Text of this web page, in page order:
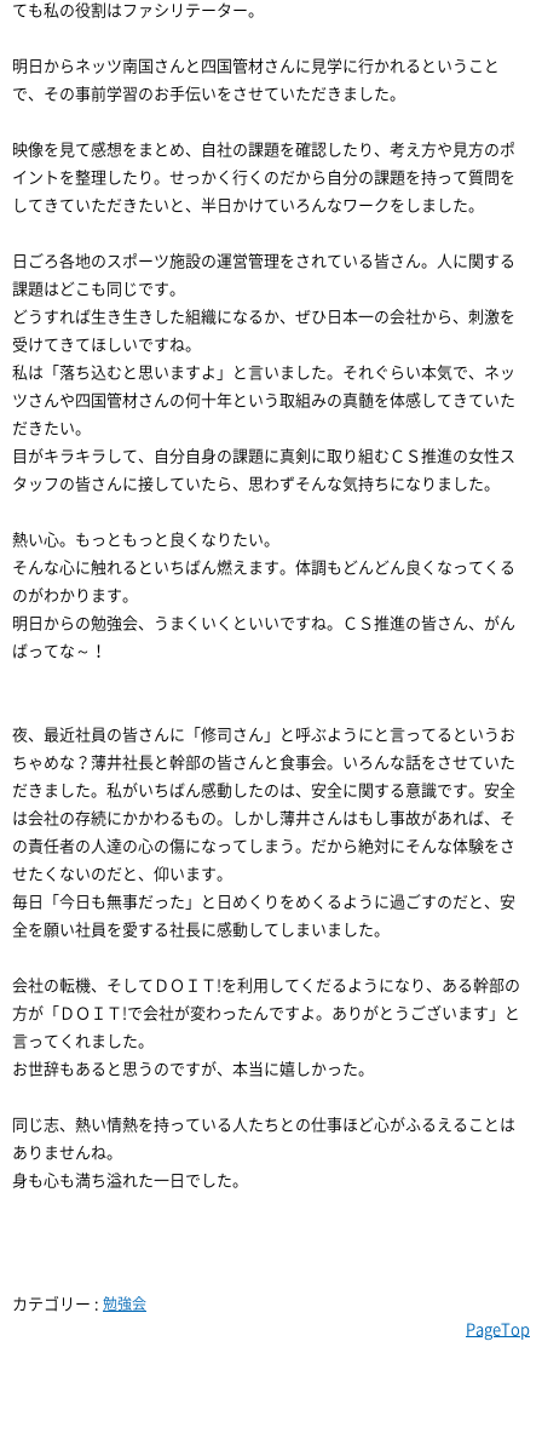
ても私の役割はファシリテーター。
明日からネッツ南国さんと四国管材さんに見学に行かれるということ
で、その事前学習のお手伝いをさせていただきました。
映像を見て感想をまとめ、自社の課題を確認したり、考え方や見方のポ
イントを整理したり。せっかく行くのだから自分の課題を持って質問を
してきていただきたいと、半日かけていろんなワークをしました。
日ごろ各地のスポーツ施設の運営管理をされている皆さん。人に関する
課題はどこも同じです。
どうすれば生き生きした組織になるか、ぜひ日本一の会社から、刺激を
受けてきてほしいですね。
私は「落ち込むと思いますよ」と言いました。それぐらい本気で、ネッ
ツさんや四国管材さんの何十年という取組みの真髄を体感してきていた
だきたい。
目がキラキラして、自分自身の課題に真剣に取り組むＣＳ推進の女性ス
タッフの皆さんに接していたら、思わずそんな気持ちになりました。
熱い心。もっともっと良くなりたい。
そんな心に触れるといちばん燃えます。体調もどんどん良くなってくる
のがわかります。
明日からの勉強会、うまくいくといいですね。ＣＳ推進の皆さん、がん
ばってな～！
夜、最近社員の皆さんに「修司さん」と呼ぶようにと言ってるというお
ちゃめな？薄井社長と幹部の皆さんと食事会。いろんな話をさせていた
だきました。私がいちばん感動したのは、安全に関する意識です。安全
は会社の存続にかかわるもの。しかし薄井さんはもし事故があれば、そ
の責任者の人達の心の傷になってしまう。だから絶対にそんな体験をさ
せたくないのだと、仰います。
毎日「今日も無事だった」と日めくりをめくるように過ごすのだと、安
全を願い社員を愛する社長に感動してしまいました。
会社の転機、そしてＤＯＩＴ!を利用してくだるようになり、ある幹部の
方が「ＤＯＩＴ!で会社が変わったんですよ。ありがとうございます」と
言ってくれました。
お世辞もあると思うのですが、本当に嬉しかった。
同じ志、熱い情熱を持っている人たちとの仕事ほど心がふるえることは
ありませんね。
身も心も満ち溢れた一日でした。
カテゴリー : 勉強会
PageTop